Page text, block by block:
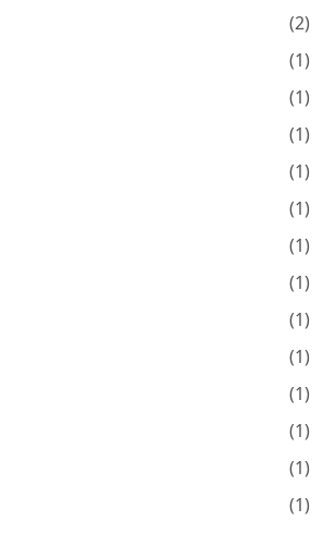
(2)
(1)
(1)
(1)
(1)
(1)
(1)
(1)
(1)
(1)
(1)
(1)
(1)
(1)